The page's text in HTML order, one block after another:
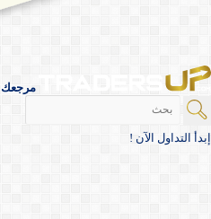
مرجعك
إبدأ التداول الآن !